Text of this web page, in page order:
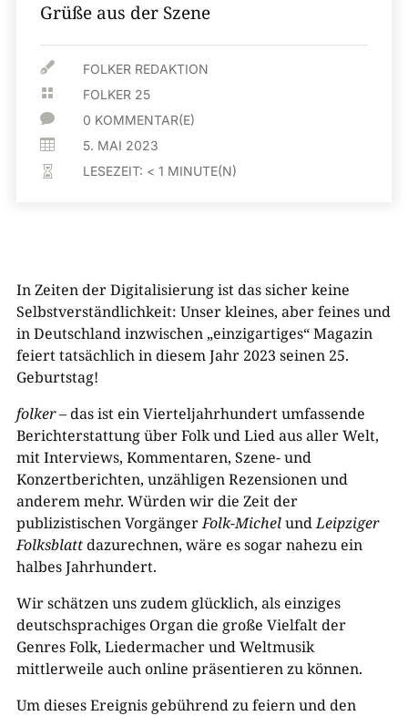
Grüße aus der Szene
 FOLKER REDAKTION
 FOLKER 25
 0 KOMMENTAR(E)
 5. MAI 2023
 LESEZEIT: < 1 MINUTE(N)
In Zeiten der Digitalisierung ist das sicher keine
Selbstverständlichkeit: Unser kleines, aber feines und
in Deutschland inzwischen „einzigartiges“ Magazin
feiert tatsächlich in diesem Jahr 2023 seinen 25.
Geburtstag!
folker– das ist ein Vierteljahrhundert umfassende
Berichterstattung über Folk und Lied aus aller Welt,
mit Interviews, Kommentaren, Szene- und
Konzertberichten, unzähligen Rezensionen und
anderem mehr. Würden wir die Zeit der
publizistischen VorgängerFolk-MichelundLeipziger
Folksblattdazurechnen, wäre es sogar nahezu ein
halbes Jahrhundert.
Wir schätzen uns zudem glücklich, als einziges
deutschsprachiges Organ die große Vielfalt der
Genres Folk, Liedermacher und Weltmusik
mittlerweile auch online präsentieren zu können.
Um dieses Ereignis gebührend zu feiern und den